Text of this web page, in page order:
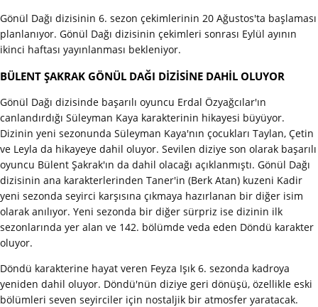
Gönül Dağı dizisinin 6. sezon çekimlerinin 20 Ağustos'ta başlaması
planlanıyor. Gönül Dağı dizisinin çekimleri sonrası Eylül ayının
ikinci haftası yayınlanması bekleniyor.
BÜLENT ŞAKRAK GÖNÜL DAĞI DİZİSİNE DAHİL OLUYOR
Gönül Dağı dizisinde başarılı oyuncu Erdal Özyağcılar'ın
canlandırdığı Süleyman Kaya karakterinin hikayesi büyüyor.
Dizinin yeni sezonunda Süleyman Kaya'nın çocukları Taylan, Çetin
ve Leyla da hikayeye dahil oluyor. Sevilen diziye son olarak başarılı
oyuncu Bülent Şakrak'ın da dahil olacağı açıklanmıştı. Gönül Dağı
dizisinin ana karakterlerinden Taner'in (Berk Atan) kuzeni Kadir
yeni sezonda seyirci karşısına çıkmaya hazırlanan bir diğer isim
olarak anılıyor. Yeni sezonda bir diğer sürpriz ise dizinin ilk
sezonlarında yer alan ve 142. bölümde veda eden Döndü karakter
oluyor.
Döndü karakterine hayat veren Feyza Işık 6. sezonda kadroya
yeniden dahil oluyor. Döndü'nün diziye geri dönüşü, özellikle eski
bölümleri seven seyirciler için nostaljik bir atmosfer yaratacak.